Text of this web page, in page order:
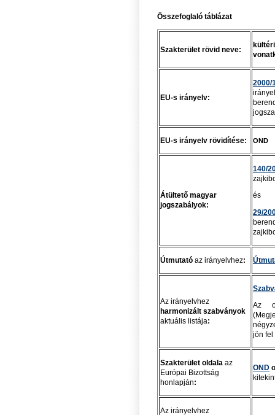
Összefoglaló táblázat
Szakterület rövid neve:
EU-s irányelv:
2000/
EU-s irányelv rövidítése: OND
Átültető magyar
jogszabályok:
140/
és
29/
Útmutató az irányelvhez:
Az irányelvhez
harmonizált szabványok
aktuális listája:
Az
jön fel
Szakterület oldala az
Európai Bizottság
honlapján:
OND
Az irányelvhez